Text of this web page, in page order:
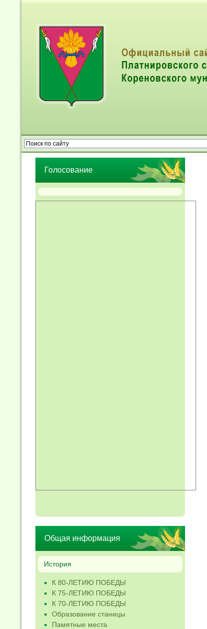
Голосование
Общая информация
История
К 80-ЛЕТИЮ ПОБЕДЫ
К 75-ЛЕТИЮ ПОБЕДЫ
К 70-ЛЕТИЮ ПОБЕДЫ
Образование станицы
Памятные места